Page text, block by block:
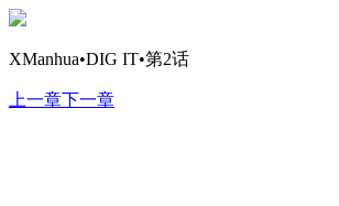
XManhua•DIG IT•第2话
上一章下一章